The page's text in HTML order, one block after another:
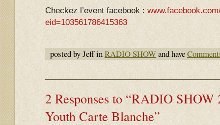
Checkez l’event facebook :
eid=103561786415363
posted by Jeff inRADIO SHOWand have
2 Responses to “RADIO
Youth Carte Blanche”